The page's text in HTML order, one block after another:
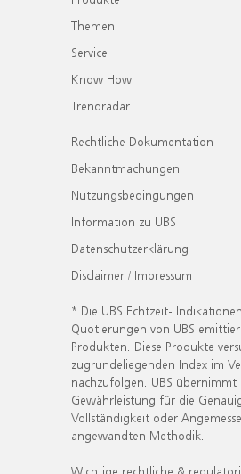
Themen
Service
Know How
Trendradar
Rechtliche Dokumentation
Bekanntmachungen
Nutzungsbedingungen
Information zu UBS
Datenschutzerklärung
Disclaimer / Impressum
* Die UBS Echtzeit-
Quotierungen von UBS
Produkten. Diese Produkte
zugrundeliegenden Index im
nachzufolgen. UBS übernimmt
Gewährleistung für die
Vollständigkeit oder
angewandten Methodik.